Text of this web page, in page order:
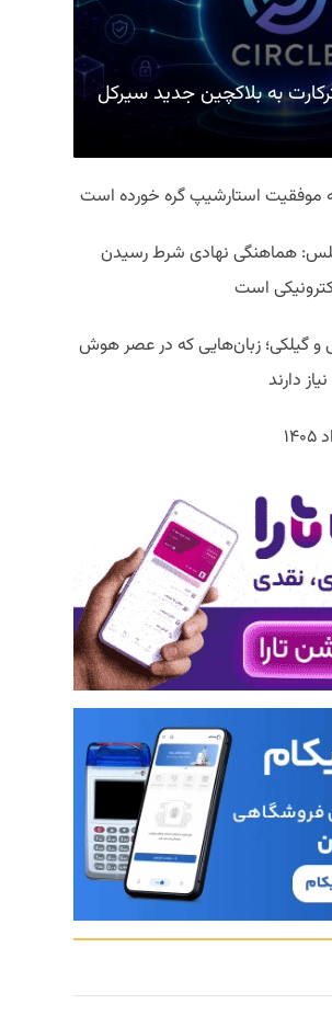
به بلاکچین جدید سیرکل
موفقیت استارشیپ گره خورده است
هماهنگی نهادی شرط رسیدن
و گیلکی؛ زبان‌هایی که در عصر هوش
دارند